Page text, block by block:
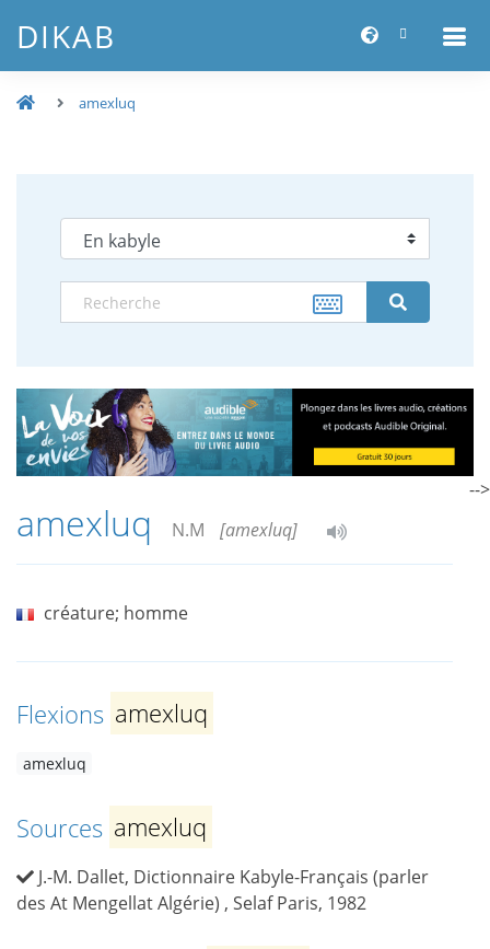
DIKAB
amexluq
amexluq N.M [amexluq]
créature; homme
Flexions amexluq
amexluq
Sources amexluq
J.-M. Dallet, Dictionnaire Kabyle-Français (parler
des At Mengellat Algérie) , Selaf Paris, 1982
-->